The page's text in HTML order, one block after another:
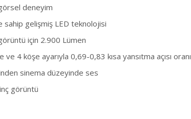
deneyim
sahip gelişmiş LED teknolojisi
için 2.900 Lümen​
4 köşe ayarıyla 0,69-0,83 kısa yansıtma açısı oranı
sinema düzeyinde ses
görüntü